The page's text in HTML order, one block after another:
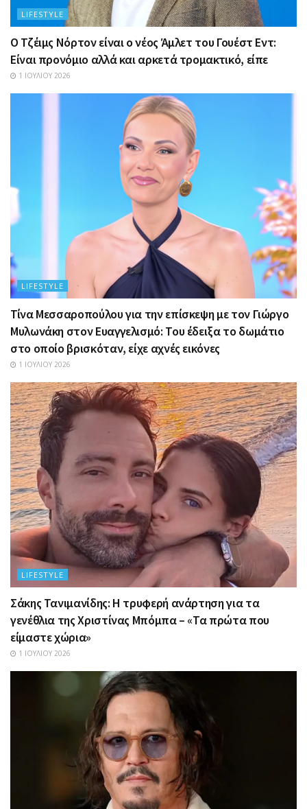
LIFESTYLE
Ο Τζέιμς Νόρτον είναι ο νέος Άμλετ του Γουέστ Εντ:
Είναι προνόμιο αλλά και αρκετά τρομακτικό, είπε
1 ΙΟΥΛΊΟΥ 2026
LIFESTYLE
Τίνα Μεσσαροπούλου για την επίσκεψη με τον Γιώργο
Μυλωνάκη στον Ευαγγελισμό: Του έδειξα το δωμάτιο
στο οποίο βρισκόταν, είχε αχνές εικόνες
1 ΙΟΥΛΊΟΥ 2026
LIFESTYLE
Σάκης Τανιμανίδης: Η τρυφερή ανάρτηση για τα
γενέθλια της Χριστίνας Μπόμπα – «Τα πρώτα που
είμαστε χώρια»
1 ΙΟΥΛΊΟΥ 2026